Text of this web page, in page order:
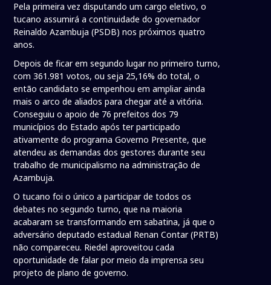
Pela primeira vez disputando um cargo eletivo, o
tucano assumirá a continuidade do governador
Reinaldo Azambuja (PSDB) nos próximos quatro
anos.
Depois de ficar em segundo lugar no primeiro turno,
com 361.981 votos, ou seja 25,16% do total, o
então candidato se empenhou em ampliar ainda
mais o arco de aliados para chegar até a vitória.
Conseguiu o apoio de 76 prefeitos dos 79
municípios do Estado após ter participado
ativamente do programa Governo Presente, que
atendeu as demandas dos gestores durante seu
trabalho de municipalismo na administração de
Azambuja.
O tucano foi o único a participar de todos os
debates no segundo turno, que na maioria
acabaram se transformando em sabatina, já que o
adversário deputado estadual Renan Contar (PRTB)
não compareceu. Riedel aproveitou cada
oportunidade de falar por meio da imprensa seu
projeto de plano de governo.